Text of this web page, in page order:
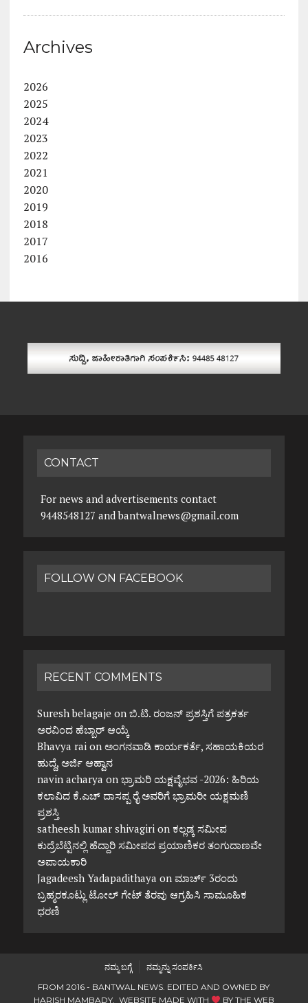
Archives
2026
2025
2024
2023
2022
2021
2020
2019
2018
2017
2016
CONTACT
For news and advertisements contact
9448548127 and bantwalnews@gmail.com
FOLLOW ON FACEBOOK
RECENT COMMENTS
Suresh belagaje on ಬಿ.ಟಿ. ರಂಜನ್ ಪ್ರಶಸ್ತಿಗೆ ಪತ್ರಕರ್ತ
ಅರವಿಂದ ಹೆಬ್ಬಾರ್ ಆಯ್ಕೆ
Bhavya raion ಅಂಗನವಾಡಿ ಕಾರ್ಯಕರ್ತೆ, ಸಹಾಯಕಿಯರ
ಹುದ್ದೆ, ಅರ್ಜಿ ಆಹ್ವಾನ
navin acharya on ಭ್ರಾಮರಿ ಯಕ್ಷವೈಭವ -2026: ಹಿರಿಯ
ಕಲಾವಿದ ಕೆ.ಎಚ್ ದಾಸಪ್ಪ ರೈ ಅವರಿಗೆ ಭ್ರಾಮರೀ ಯಕ್ಷಮಣಿ
ಪ್ರಶಸ್ತಿ
satheesh kumar shivagirion ಕಲ್ಲಡ್ಕ ಸಮೀಪ
ಕುದ್ರೆಬೆಟ್ಟಿನಲ್ಲಿ ಹೆದ್ದಾರಿ ಸಮೀಪದ ಪ್ರಯಾಣಿಕರ ತಂಗುದಾಣವೇ
ಅಪಾಯಕಾರಿ
Jagadeesh Yadapadithaya on ಮಾರ್ಚ್ 3ರಂದು
ಬ್ರಹ್ಮರಕೂಟ್ಲು ಟೋಲ್ ಗೇಟ್ ತೆರವು ಆಗ್ರಹಿಸಿ ಸಾಮೂಹಿಕ
ಧರಣಿ
ನಮ್ಮ ಬಗ್ಗೆ
ನಮ್ಮನ್ನು ಸಂಪರ್ಕಿಸಿ
FROM 2016 - BANTWAL NEWS. EDITED AND OWNED BY
HARISH MAMBADY. WEBSITE MADE WITH
BY THE WEB